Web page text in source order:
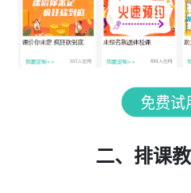
二、排课